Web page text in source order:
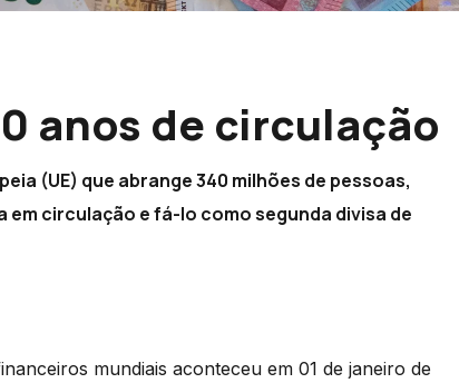
anos de circulação
(UE) que abrange 340 milhões de pessoas,
em circulação e fá-lo como segunda divisa de
mundiais aconteceu em 01 de janeiro de